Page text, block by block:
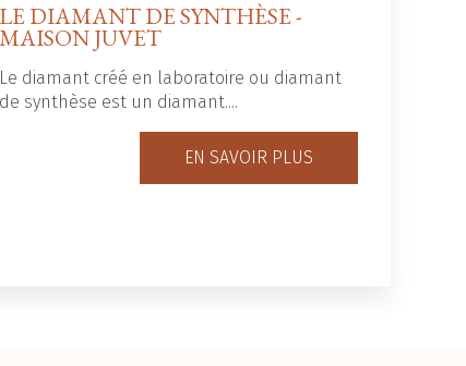
LE DIAMANT DE SYNTHÈSE -
MAISON JUVET
Le diamant créé en laboratoire ou diamant
de synthèse est un diamant....
EN SAVOIR PLUS